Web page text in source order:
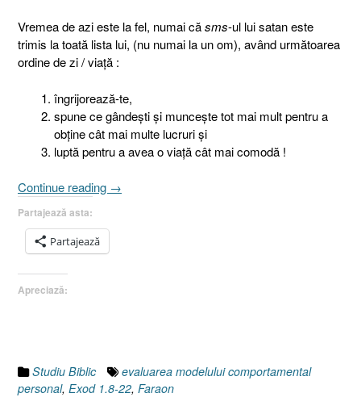
Vremea de azi este la fel, numai căsms-ul lui satan este
trimis la toată lista lui, (nu numai la un om), având următoarea
ordine de zi / viaţă :
îngrijorează-te,
spune ce gândeşti şi munceşte tot mai mult pentru a
obţine cât mai multe lucruri şi
luptă pentru a avea o viaţă cât mai comodă !
Continue reading „Faraon,
meu
→
Partajează asta:
Partajează
Apreciază:
Studiu Biblic
evaluarea modelului comportamental
personal, Exod 1.8-22, Faraon